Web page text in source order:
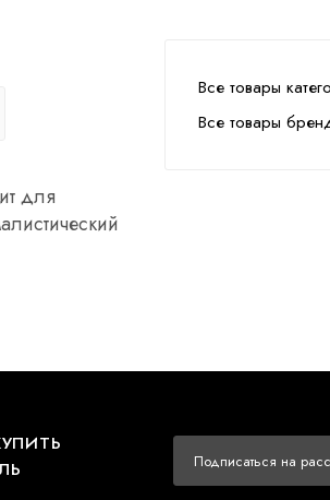
для
Все товары
Все товары
Подписаться на